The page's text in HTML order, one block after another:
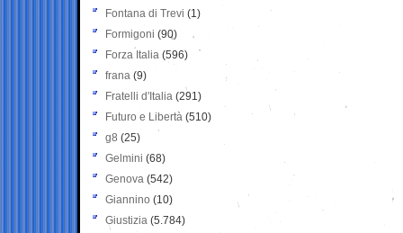
Fontana di Trevi (1)
Formigoni (90)
Forza Italia (596)
frana (9)
Fratelli d'Italia (291)
Futuro e Libertà (510)
g8 (25)
Gelmini (68)
Genova (542)
Giannino (10)
Giustizia (5.784)